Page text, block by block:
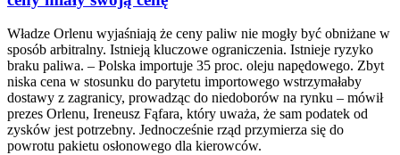
Władze Orlenu wyjaśniają że ceny paliw nie mogły być obniżane w
sposób arbitralny. Istnieją kluczowe ograniczenia. Istnieje ryzyko
braku paliwa. – Polska importuje 35 proc. oleju napędowego. Zbyt
niska cena w stosunku do parytetu importowego wstrzymałaby
dostawy z zagranicy, prowadząc do niedoborów na rynku – mówił
prezes Orlenu, Ireneusz Fąfara, który uważa, że sam podatek od
zysków jest potrzebny. Jednocześnie rząd przymierza się do
powrotu pakietu osłonowego dla kierowców.